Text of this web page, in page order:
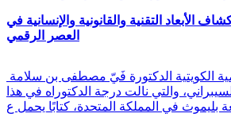
الأبعاد التقنية والقانونية والإنسانية في
العصر الرقمي
والتي نالت درجة الدكتوراه في هذا
في المملكة المتحدة، كتابًا يحمل ع